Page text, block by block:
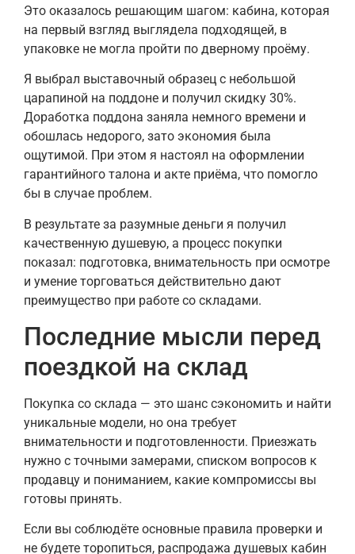
Это оказалось решающим шагом: кабина, которая
на первый взгляд выглядела подходящей, в
упаковке не могла пройти по дверному проёму.
Я выбрал выставочный образец с небольшой
царапиной на поддоне и получил скидку 30%.
Доработка поддона заняла немного времени и
обошлась недорого, зато экономия была
ощутимой. При этом я настоял на оформлении
гарантийного талона и акте приёма, что помогло
бы в случае проблем.
В результате за разумные деньги я получил
качественную душевую, а процесс покупки
показал: подготовка, внимательность при осмотре
и умение торговаться действительно дают
преимущество при работе со складами.
Последние мысли перед
поездкой на склад
Покупка со склада — это шанс сэкономить и найти
уникальные модели, но она требует
внимательности и подготовленности. Приезжать
нужно с точными замерами, списком вопросов к
продавцу и пониманием, какие компромиссы вы
готовы принять.
Если вы соблюдёте основные правила проверки и
не будете торопиться, распродажа душевых кабин